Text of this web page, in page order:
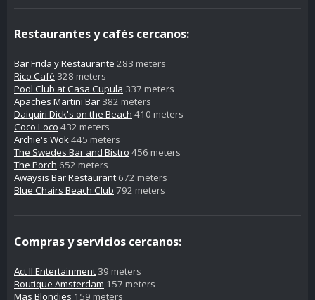
Restaurantes y cafés cercanos:
Bar Frida y Restaurante 283 meters
Rico Café 328 meters
Pool Club at Casa Cupula 337 meters
Apaches Martini Bar 382 meters
Daiquiri Dick's on the Beach 410 meters
Coco Loco 432 meters
Archie's Wok445 meters
The Swedes Bar and Bistro 456 meters
The Porch 652 meters
Awaysis Bar Restaurant 672 meters
Blue Chairs Beach Club 792 meters
Compras y servicios cercanos:
Act II Entertainment 39 meters
Boutique Amsterdam 157 meters
Mas Blondies 159 meters